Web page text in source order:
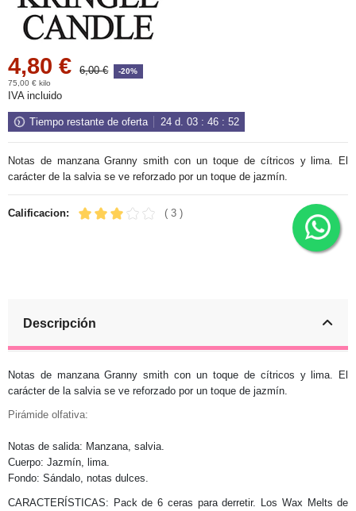
4,80 € 6,00 €
-20%
75,00 € kilo
IVA incluido
Tiempo restante de oferta 24d. 03: 46: 52
Notas de manzana Granny smith con un toque de cítricos y lima. El
carácter de la salvia se ve reforzado por un toque de jazmín.
Calificacion: ( 3 )
Descripción
Notas de manzana Granny smith con un toque de cítricos y lima. El
carácter de la salvia se ve reforzado por un toque de jazmín.
Pirámide olfativa:
Notas de salida: Manzana, salvia.
Cuerpo: Jazmín, lima.
Fondo: Sándalo, notas dulces.
CARACTERÍSTICAS: Pack de 6 ceras para derretir. Los Wax Melts de